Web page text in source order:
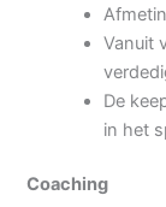
Vanuit
De
in het
Coaching